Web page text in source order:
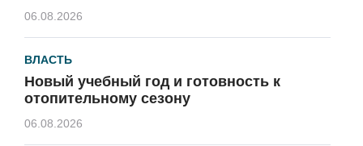
06.08.2026
ВЛАСТЬ
Новый учебный год и готовность к
отопительному сезону
06.08.2026